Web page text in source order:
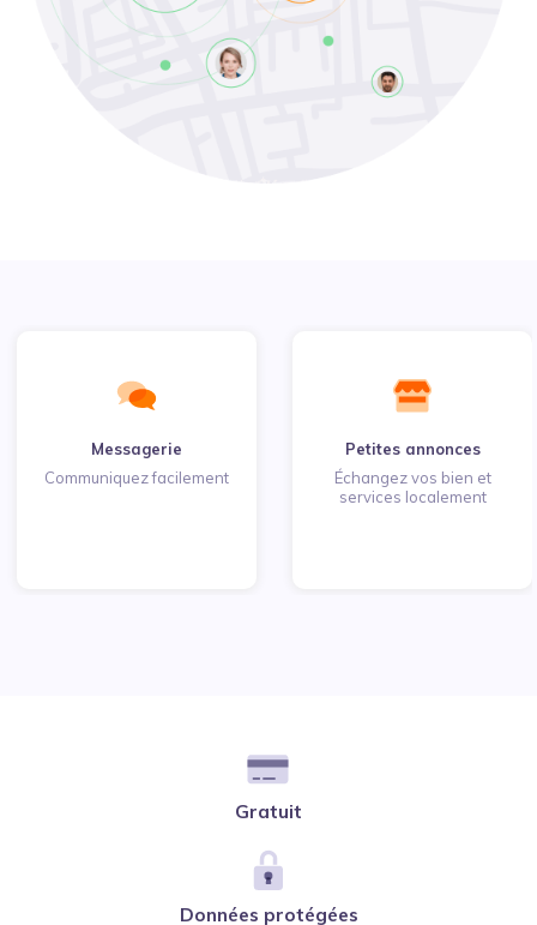
Messagerie
Communiquez facilement
Petites annonces
Échangez vos bien et
services localement
Gratuit
Données protégées